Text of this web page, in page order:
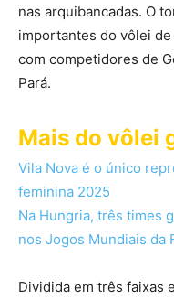
nas arquibancadas. O
importantes do vôlei
com competidores de
Pará.
Mais do vôlei
Vila Nova é o único
feminina 2025
Na Hungria, três times
nos Jogos Mundiais da
Dividida em três faixas